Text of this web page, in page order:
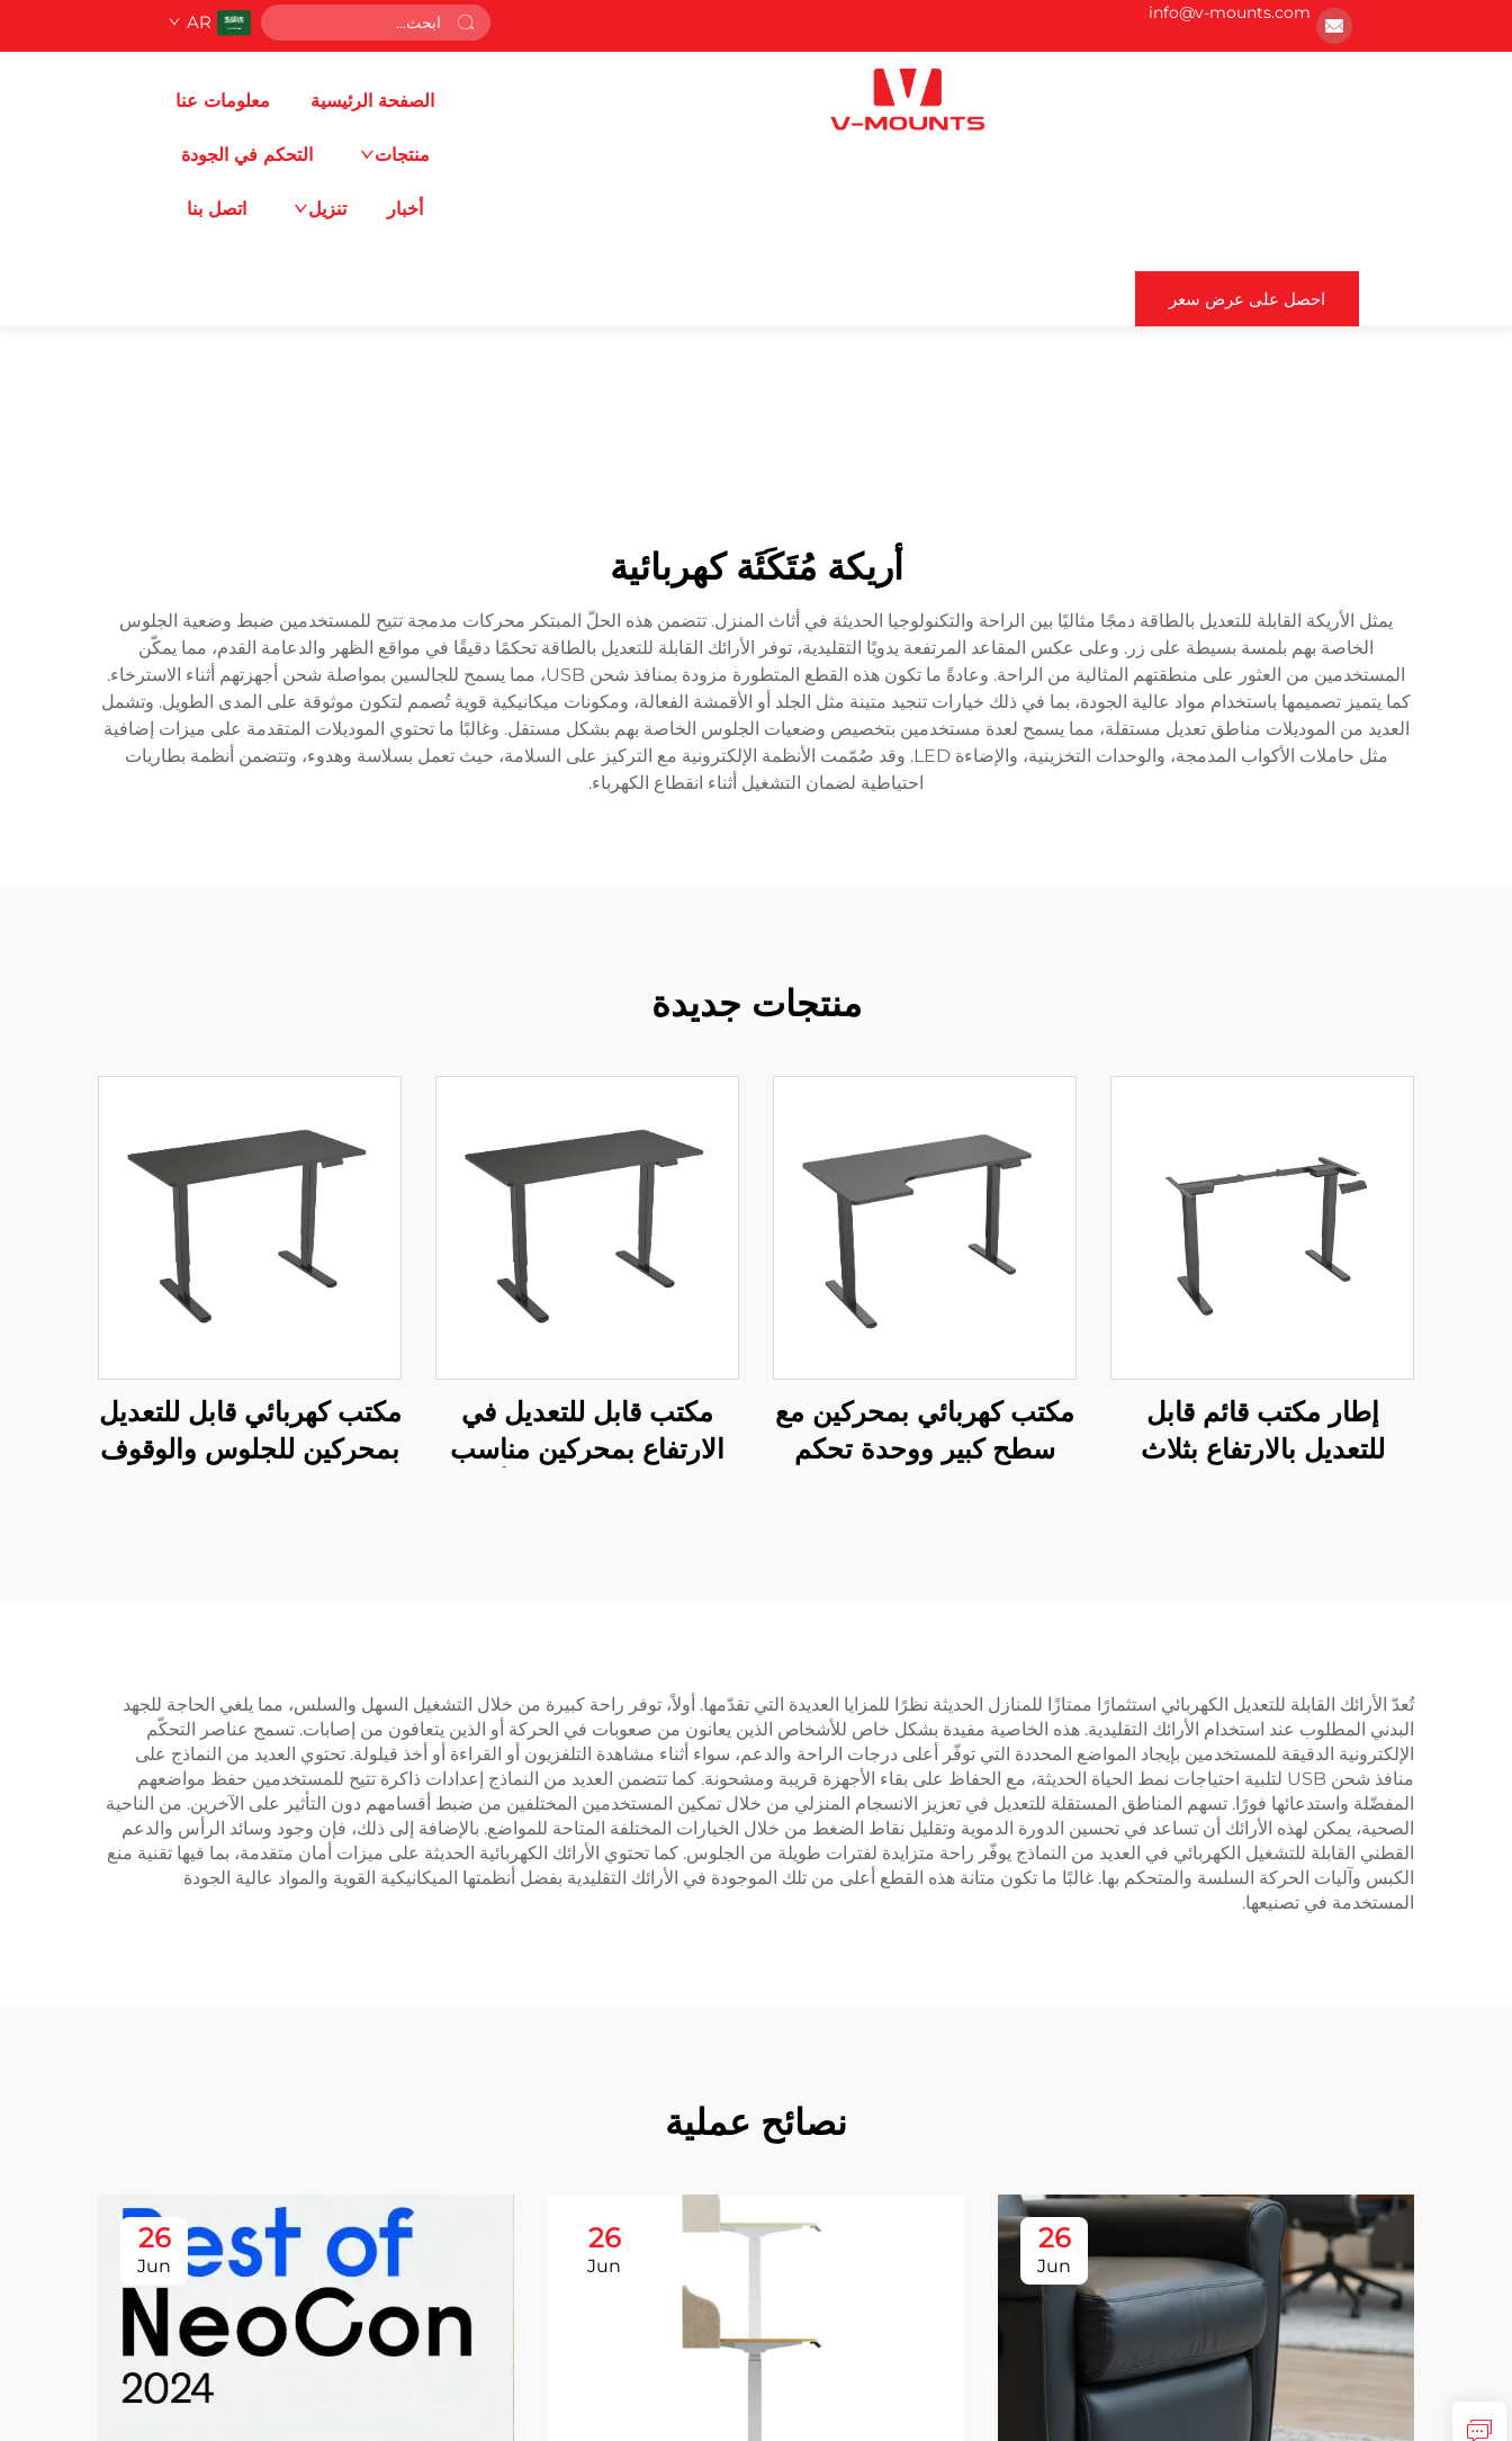
info@v-mounts.com
AR
الصفحة الرئيسية معلومات عنا
منتجات التحكم في الجودة
أخبار تنزيل اتصل بنا
احصل على عرض سعر
أريكة مُتَكَئَة كهربائية
يمثل الأريكة القابلة للتعديل بالطاقة دمجًا مثاليًا بين الراحة والتكنولوجيا الحديثة في أثاث المنزل. تتضمن هذه الحلّ المبتكر محركات مدمجة تتيح للمستخدمين ضبط وضعية الجلوس
الخاصة بهم بلمسة بسيطة على زر. وعلى عكس المقاعد المرتفعة يدويًا التقليدية، توفر الأرائك القابلة للتعديل بالطاقة تحكمًا دقيقًا في مواقع الظهر والدعامة القدم، مما يمكّن
المستخدمين من العثور على منطقتهم المثالية من الراحة. وعادةً ما تكون هذه القطع المتطورة مزودة بمنافذ شحن USB، مما يسمح للجالسين بمواصلة شحن أجهزتهم أثناء الاسترخاء.
كما يتميز تصميمها باستخدام مواد عالية الجودة، بما في ذلك خيارات تنجيد متينة مثل الجلد أو الأقمشة الفعالة، ومكونات ميكانيكية قوية تُصمم لتكون موثوقة على المدى الطويل. وتشمل
العديد من الموديلات مناطق تعديل مستقلة، مما يسمح لعدة مستخدمين بتخصيص وضعيات الجلوس الخاصة بهم بشكل مستقل. وغالبًا ما تحتوي الموديلات المتقدمة على ميزات إضافية
مثل حاملات الأكواب المدمجة، والوحدات التخزينية، والإضاءة LED. وقد صُمّمت الأنظمة الإلكترونية مع التركيز على السلامة، حيث تعمل بسلاسة وهدوء، وتتضمن أنظمة بطاريات
احتياطية لضمان التشغيل أثناء انقطاع الكهرباء.
منتجات جديدة
إطار مكتب قائم قابل
للتعديل بالارتفاع بثلاث
مكتب كهربائي بمحركين مع
سطح كبير ووحدة تحكم
مكتب قابل للتعديل في
الارتفاع بمحركين مناسب
مكتب كهربائي قابل للتعديل
بمحركين للجلوس والوقوف
تُعدّ الأرائك القابلة للتعديل الكهربائي استثمارًا ممتازًا للمنازل الحديثة نظرًا للمزايا العديدة التي تقدّمها. أولاً، توفر راحة كبيرة من خلال التشغيل السهل والسلس، مما يلغي الحاجة للجهد
البدني المطلوب عند استخدام الأرائك التقليدية. هذه الخاصية مفيدة بشكل خاص للأشخاص الذين يعانون من صعوبات في الحركة أو الذين يتعافون من إصابات. تسمح عناصر التحكّم
الإلكترونية الدقيقة للمستخدمين بإيجاد المواضع المحددة التي توفّر أعلى درجات الراحة والدعم، سواء أثناء مشاهدة التلفزيون أو القراءة أو أخذ قيلولة. تحتوي العديد من النماذج على
منافذ شحن USB لتلبية احتياجات نمط الحياة الحديثة، مع الحفاظ على بقاء الأجهزة قريبة ومشحونة. كما تتضمن العديد من النماذج إعدادات ذاكرة تتيح للمستخدمين حفظ مواضعهم
المفضّلة واستدعائها فورًا. تسهم المناطق المستقلة للتعديل في تعزيز الانسجام المنزلي من خلال تمكين المستخدمين المختلفين من ضبط أقسامهم دون التأثير على الآخرين. من الناحية
الصحية، يمكن لهذه الأرائك أن تساعد في تحسين الدورة الدموية وتقليل نقاط الضغط من خلال الخيارات المختلفة المتاحة للمواضع. بالإضافة إلى ذلك، فإن وجود وسائد الرأس والدعم
القطني القابلة للتشغيل الكهربائي في العديد من النماذج يوفّر راحة متزايدة لفترات طويلة من الجلوس. كما تحتوي الأرائك الكهربائية الحديثة على ميزات أمان متقدمة، بما فيها تقنية منع
الكبس وآليات الحركة السلسة والمتحكم بها. غالبًا ما تكون متانة هذه القطع أعلى من تلك الموجودة في الأرائك التقليدية بفضل أنظمتها الميكانيكية القوية والمواد عالية الجودة
المستخدمة في تصنيعها.
نصائح عملية
26
Jun
26
Jun
26
Jun